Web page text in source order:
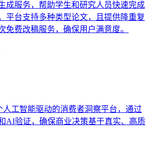
成服务，帮助学生和研究人员快速完成
平台支持多种类型论文，且提供降重复
免费改稿服务，确保用户满意度。
人工智能驱动的消费者洞察平台，通过
AI验证，确保商业决策基于真实、高质